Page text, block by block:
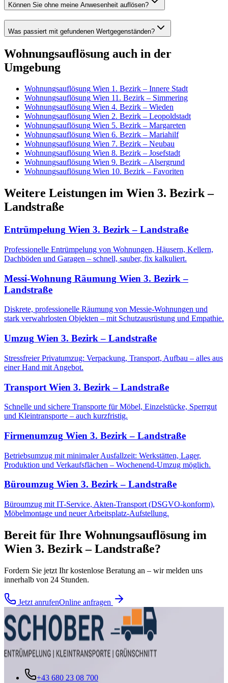
Können Sie ohne meine Anwesenheit auflösen?
Was passiert mit gefundenen Wertgegenständen?
Wohnungsauflösung auch in der
Umgebung
Wohnungsauflösung Wien 1. Bezirk – Innere Stadt
Wohnungsauflösung Wien 11. Bezirk – Simmering
Wohnungsauflösung Wien 4. Bezirk – Wieden
Wohnungsauflösung Wien 2. Bezirk – Leopoldstadt
Wohnungsauflösung Wien 5. Bezirk – Margareten
Wohnungsauflösung Wien 6. Bezirk – Mariahilf
Wohnungsauflösung Wien 7. Bezirk – Neubau
Wohnungsauflösung Wien 8. Bezirk – Josefstadt
Wohnungsauflösung Wien 9. Bezirk – Alsergrund
Wohnungsauflösung Wien 10. Bezirk – Favoriten
Weitere Leistungen im Wien 3. Bezirk –
Landstraße
Entrümpelung Wien 3. Bezirk – Landstraße
Professionelle Entrümpelung von Wohnungen, Häusern, Kellern,
Dachböden und Garagen – schnell, sauber, fix kalkuliert.
Messi-Wohnung Räumung Wien 3. Bezirk –
Landstraße
Diskrete, professionelle Räumung von Messie-Wohnungen und
stark verwahrlosten Objekten – mit Schutzausrüstung und Empathie.
Umzug Wien 3. Bezirk – Landstraße
Stressfreier Privatumzug: Verpackung, Transport, Aufbau – alles aus
einer Hand mit Angebot.
Transport Wien 3. Bezirk – Landstraße
Schnelle und sichere Transporte für Möbel, Einzelstücke, Sperrgut
und Kleintransporte – auch kurzfristig.
Firmenumzug Wien 3. Bezirk – Landstraße
Betriebsumzug mit minimaler Ausfallzeit: Werkstätten, Lager,
Produktion und Verkaufsflächen – Wochenend-Umzug möglich.
Büroumzug Wien 3. Bezirk – Landstraße
Büroumzug mit IT-Service, Akten-Transport (DSGVO-konform),
Möbelmontage und neuer Arbeitsplatz-Aufstellung.
Bereit für Ihre Wohnungsauflösung im
Wien 3. Bezirk – Landstraße?
Fordern Sie jetzt Ihr kostenlose Beratung an – wir melden uns
innerhalb von 24 Stunden.
Jetzt anrufenOnline anfragen
+43 680 23 08 700